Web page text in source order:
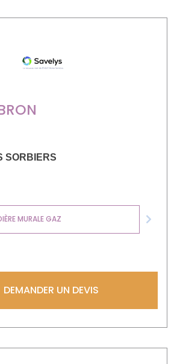
SORBIERS
MURALE GAZ
Next
DEMANDER UN DEVIS